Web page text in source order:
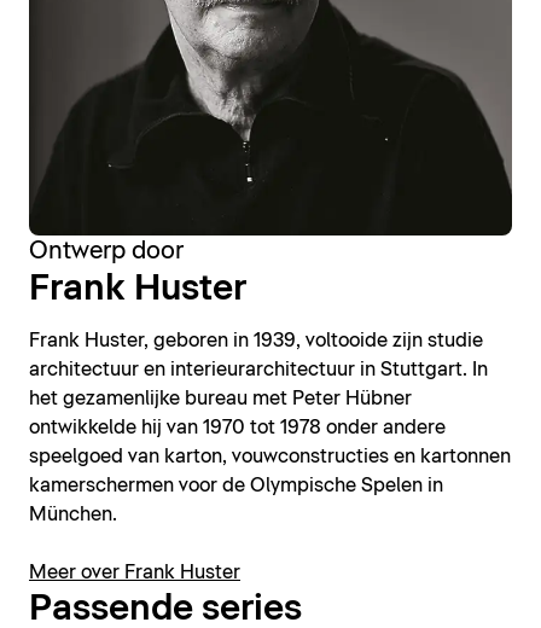
Ontwerp door
Frank Huster
Frank Huster, geboren in 1939, voltooide zijn studie
architectuur en interieurarchitectuur in Stuttgart. In
het gezamenlijke bureau met Peter Hübner
ontwikkelde hij van 1970 tot 1978 onder andere
speelgoed van karton, vouwconstructies en kartonnen
kamerschermen voor de Olympische Spelen in
München.
Meer over Frank Huster
Passende series